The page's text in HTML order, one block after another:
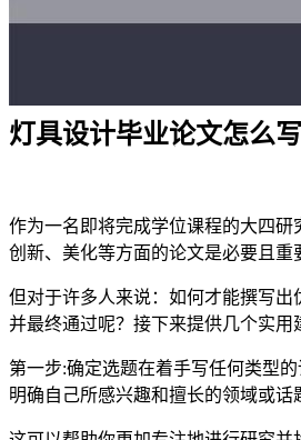
灯具设计毕业论文怎么写
作为一名即将完成学位课程的大四研
创新、美化等方面的论文是必要且重
但对于许多人来说：如何才能撰写出
并最终通过呢？接下来提供几个实用
第一步:确定选题在着手写任何类型
明确自己所感兴趣和擅长的领域或话